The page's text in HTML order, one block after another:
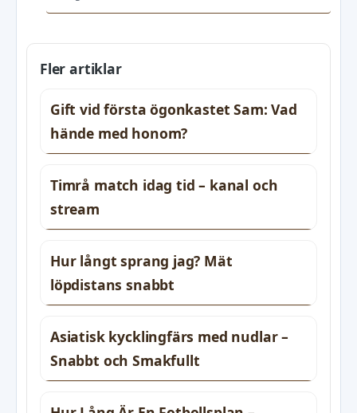
Fler artiklar
Gift vid första ögonkastet Sam: Vad
hände med honom?
Timrå match idag tid – kanal och
stream
Hur långt sprang jag? Mät
löpdistans snabbt
Asiatisk kycklingfärs med nudlar –
Snabbt och Smakfullt